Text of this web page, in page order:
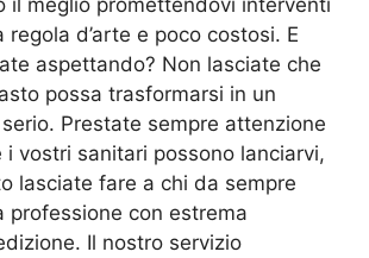
regola d’arte e poco costosi. E
aspettando? Non lasciate che
possa trasformarsi in un
Prestate sempre attenzione
i vostri sanitari possono lanciarvi,
lasciate fare a chi da sempre
professione con estrema
Il nostro servizio